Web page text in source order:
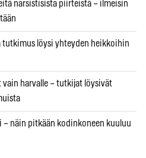
narsistisista piirteistä – ilmeisin
tutkimus löysi yhteyden heikkoihin
harvalle – tutkijat löysivät
– näin pitkään kodinkoneen kuuluu